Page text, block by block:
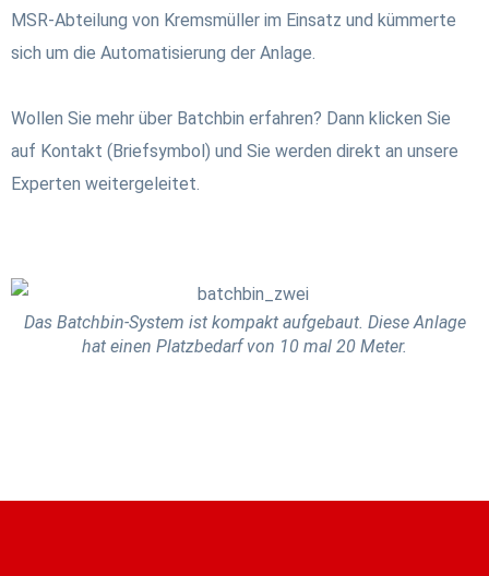
MSR-Abteilung von Kremsmüller im Einsatz und kümmerte
sich um die Automatisierung der Anlage.
Wollen Sie mehr über Batchbin erfahren? Dann klicken Sie
auf Kontakt (Briefsymbol) und Sie werden direkt an unsere
Experten weitergeleitet.
Das Batchbin-System ist kompakt aufgebaut. Diese Anlage
hat einen Platzbedarf von 10 mal 20 Meter.